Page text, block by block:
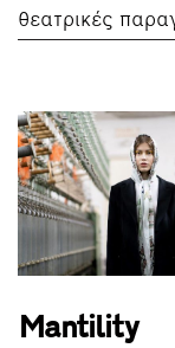
θεατρικές
Mantility